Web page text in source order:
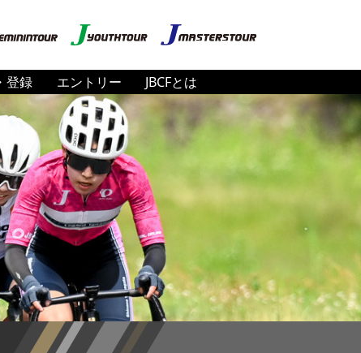
登録 エントリー JBCFとは